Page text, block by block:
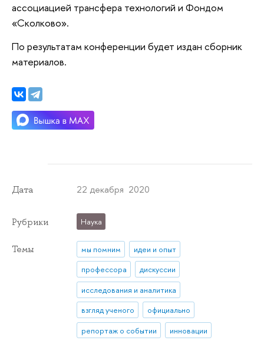
ассоциацией трансфера технологий и Фондом
«Сколково».
По результатам конференции будет издан сборник
материалов.
Дата 22 декабря 2020
Рубрики Наука
Темы мы помним
идеи и опыт
профессора
дискуссии
исследования и аналитика
взгляд ученого
официально
репортаж о событии
инновации